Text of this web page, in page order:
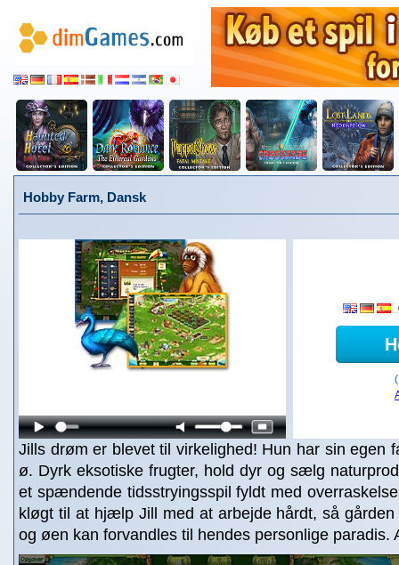
Hobby Farm, Dansk
Jills drøm er blevet til virkelighed! Hun har sin egen
ø. Dyrk eksotiske frugter, hold dyr og sælg
et spændende tidsstryingsspil fyldt med
kløgt til at hjælp Jill med at arbejde hårdt, så
og øen kan forvandles til hendes personlige paradis.